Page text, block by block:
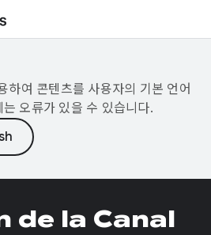
여 콘텐츠를 사용자의 기본 언어
오류가 있을 수 있습니다.
de la Canal